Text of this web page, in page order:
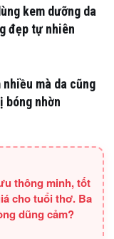
kem dưỡng da
đẹp tự nhiên
nhiều mà da cũng
bóng nhờn
thông minh, tốt
cho tuổi thơ. Ba
dũng cảm?